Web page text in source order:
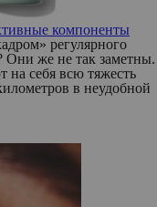
компоненты
регулярного
Они же не так заметны.
себя всю тяжесть
в неудобной